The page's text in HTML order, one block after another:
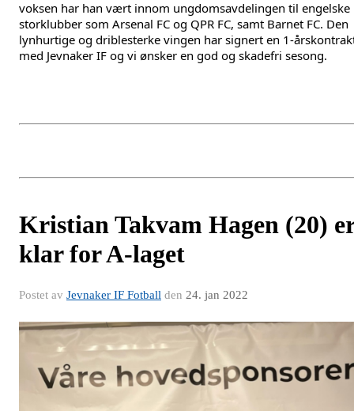
voksen har han vært innom ungdomsavdelingen til engelske
storklubber som Arsenal FC og QPR FC, samt Barnet FC. Den
lynhurtige og driblesterke vingen har signert en 1-
med Jevnaker IF og vi ønsker en god og skadefri sesong.
Kristian Takvam Hagen (20)
klar for A-laget
Postet av Jevnaker IF Fotball den 24. jan 2022